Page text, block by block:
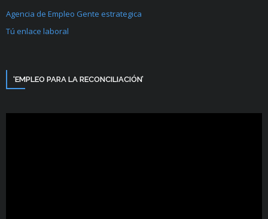
Agencia de Empleo Gente estrategica
Tú enlace laboral
‘EMPLEO PARA LA RECONCILIACIÓN’